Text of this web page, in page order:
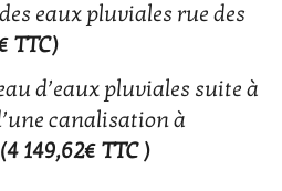
eaux pluviales rue des
TTC)
d’eaux pluviales suite à
canalisation à
(4 149,62€ TTC )